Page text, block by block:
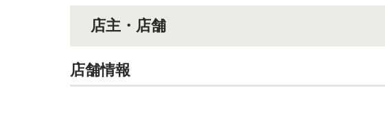
店主・店舗
店舗情報